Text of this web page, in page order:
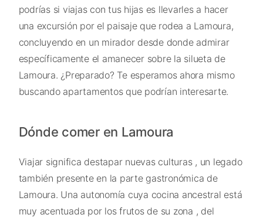
podrías si viajas con tus hijas es llevarles a hacer
una excursión por el paisaje que rodea a Lamoura,
concluyendo en un mirador desde donde admirar
específicamente el amanecer sobre la silueta de
Lamoura. ¿Preparado? Te esperamos ahora mismo
buscando apartamentos que podrían interesarte.
Dónde comer en Lamoura
Viajar significa destapar nuevas culturas , un legado
también presente en la parte gastronómica de
Lamoura. Una autonomía cuya cocina ancestral está
muy acentuada por los frutos de su zona , del